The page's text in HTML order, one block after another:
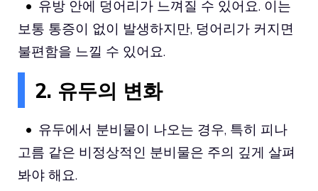
유방 안에 덩어리가 느껴질 수 있어요. 이는
보통 통증이 없이 발생하지만, 덩어리가 커지면
불편함을 느낄 수 있어요.
2. 유두의 변화
유두에서 분비물이 나오는 경우, 특히 피나
고름 같은 비정상적인 분비물은 주의 깊게 살펴
봐야 해요.